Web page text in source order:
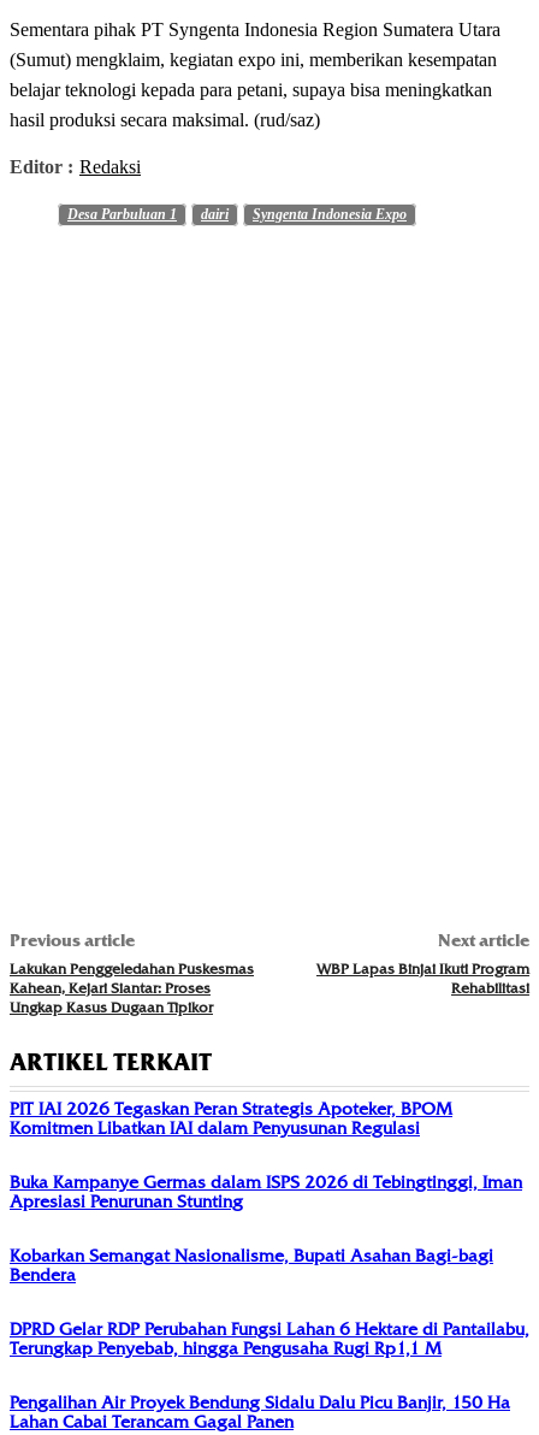
Sementara pihak PT Syngenta Indonesia Region Sumatera Utara
(Sumut) mengklaim, kegiatan expo ini, memberikan kesempatan
belajar teknologi kepada para petani, supaya bisa meningkatkan
hasil produksi secara maksimal. (rud/saz)
Editor : Redaksi
Desa Parbuluan 1 dairi Syngenta Indonesia Expo
Previous article
Lakukan Penggeledahan Puskesmas
Kahean, Kejari Siantar: Proses
Ungkap Kasus Dugaan Tipikor
Next article
WBP Lapas Binjai Ikuti Program
Rehabilitasi
ARTIKEL TERKAIT
PIT IAI 2026 Tegaskan Peran Strategis Apoteker, BPOM
Komitmen Libatkan IAI dalam Penyusunan Regulasi
Buka Kampanye Germas dalam ISPS 2026 di Tebingtinggi, Iman
Apresiasi Penurunan Stunting
Kobarkan Semangat Nasionalisme, Bupati Asahan Bagi-bagi
Bendera
DPRD Gelar RDP Perubahan Fungsi Lahan 6 Hektare di Pantailabu,
Terungkap Penyebab, hingga Pengusaha Rugi Rp1,1 M
Pengalihan Air Proyek Bendung Sidalu Dalu Picu Banjir, 150 Ha
Lahan Cabai Terancam Gagal Panen